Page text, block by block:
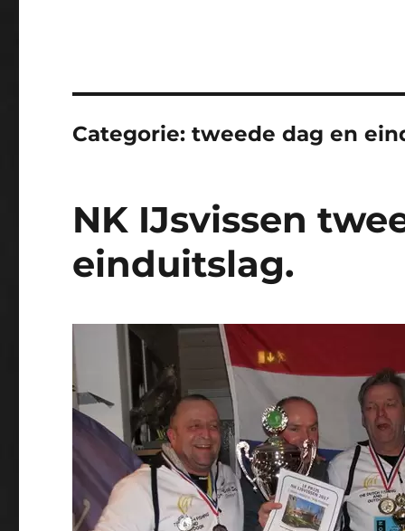
Categorie:tweede dag en
NK IJsvissen
einduitslag.